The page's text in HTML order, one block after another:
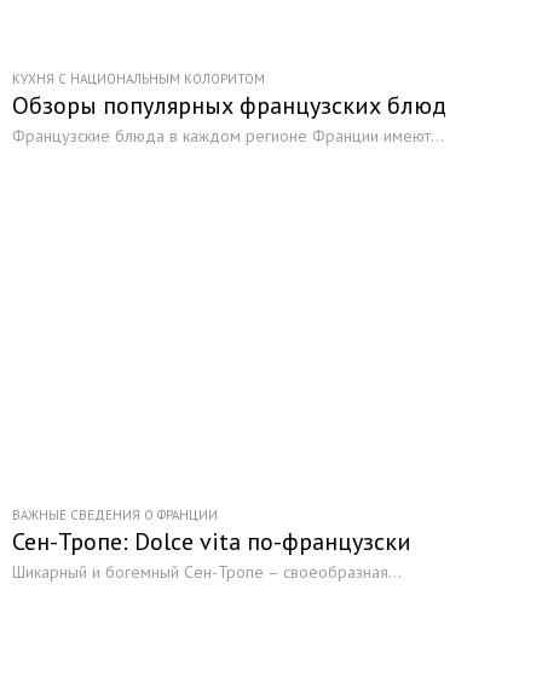
КУХНЯ С НАЦИОНАЛЬНЫМ КОЛОРИТОМ
Обзоры популярных французских блюд
Французские блюда в каждом регионе Франции имеют...
ВАЖНЫЕ СВЕДЕНИЯ О ФРАНЦИИ
Сен-Тропе: Dolce vita по-французски
Шикарный и богемный Сен-Тропе – своеобразная...